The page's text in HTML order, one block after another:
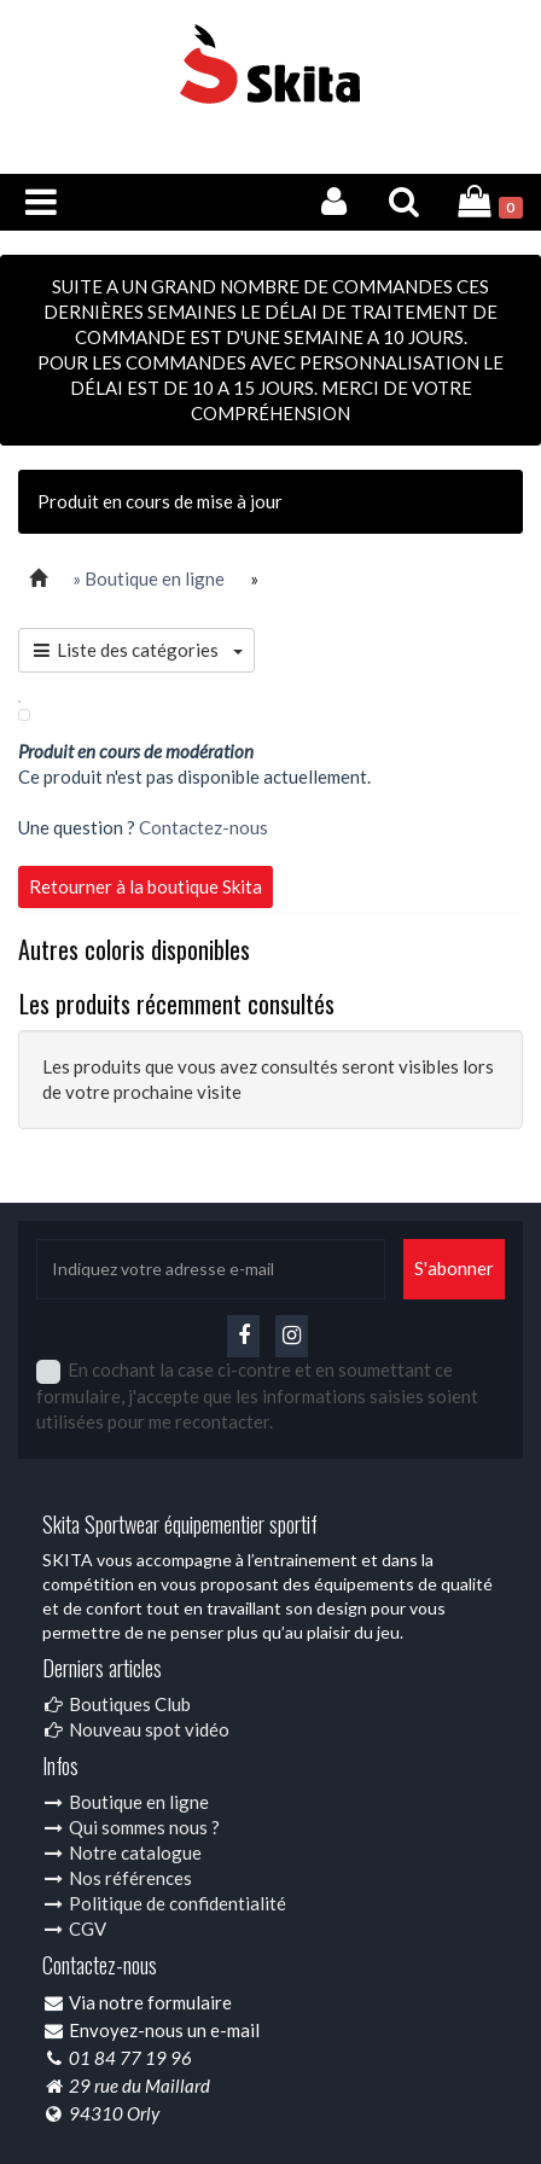
0
SUITE A UN GRAND NOMBRE DE COMMANDES CES
DERNIÈRES SEMAINES LE DÉLAI DE TRAITEMENT DE
COMMANDE EST D'UNE SEMAINE A 10 JOURS.
POUR LES COMMANDES AVEC PERSONNALISATION LE
DÉLAI EST DE 10 A 15 JOURS. MERCI DE VOTRE
COMPRÉHENSION
Produit en cours de mise à jour
» Boutique en ligne »
Liste des catégories
Produit en cours de modération
Ce produit n'est pas disponible actuellement.
Une question ? Contactez-nous
Retourner à la boutique Skita
Autres coloris disponibles
Les produits récemment consultés
Les produits que vous avez consultés seront visibles lors
de votre prochaine visite
En cochant la case ci-contre et en soumettant ce
formulaire, j'accepte que les informations saisies soient
utilisées pour me recontacter.
Skita Sportwear équipementier sportif
SKITA vous accompagne à l’entrainement et dans la
compétition en vous proposant des équipements de qualité
et de confort tout en travaillant son design pour vous
permettre de ne penser plus qu’au plaisir du jeu.
Derniers articles
Boutiques Club
Nouveau spot vidéo
Infos
Boutique en ligne
Qui sommes nous ?
Notre catalogue
Nos références
Politique de confidentialité
CGV
Contactez-nous
Via notre formulaire
Envoyez-nous un e-mail
01 84 77 19 96
29 rue du Maillard
94310 Orly